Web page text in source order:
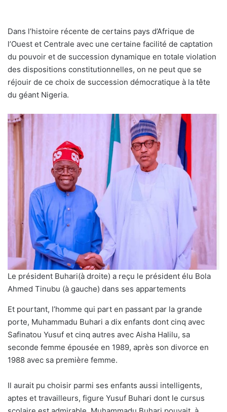
Dans l’histoire récente de certains pays d’Afrique de
l’Ouest et Centrale avec une certaine facilité de captation
du pouvoir et de succession dynamique en totale violation
des dispositions constitutionnelles, on ne peut que se
réjouir de ce choix de succession démocratique à la tête
du géant Nigeria.
Le président Buhari(à droite) a reçu le président élu Bola
Ahmed Tinubu (à gauche) dans ses appartements
Et pourtant, l’homme qui part en passant par la grande
porte, Muhammadu Buhari a dix enfants dont cinq avec
Safinatou Yusuf et cinq autres avec Aisha Halilu, sa
seconde femme épousée en 1989, après son divorce en
1988 avec sa première femme.
Il aurait pu choisir parmi ses enfants aussi intelligents,
aptes et travailleurs, figure Yusuf Buhari dont le cursus